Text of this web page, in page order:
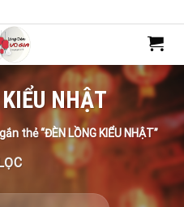
NHẬT
thẻ “ĐÈN LỒNG KIỂU NHẬT”
LỌC